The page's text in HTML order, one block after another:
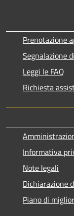
Prenotazione
Segnalazione
Leggi le FAQ
Richiesta
Informativa
Note legali
Dichiarazione
Piano di